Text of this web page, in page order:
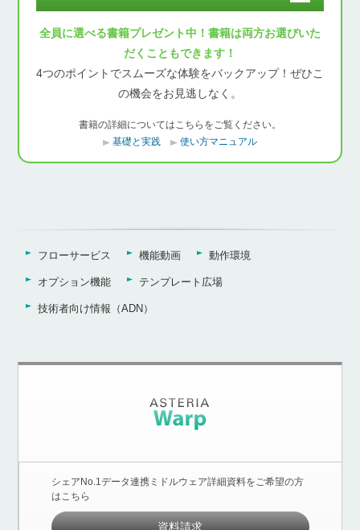
全員に選べる書籍プレゼント中！書籍は両方お選びいた
だくこともできます！
4つのポイントでスムーズな体験をバックアップ！ぜひこ
の機会をお見逃しなく。
書籍の詳細についてはこちらをご覧ください。
基礎と実践
使い方マニュアル
フローサービス 機能動画 動作環境
オプション機能 テンプレート広場
技術者向け情報（ADN）
シェアNo.1データ連携ミドルウェア詳細資料をご希望の方
はこちら
資料請求